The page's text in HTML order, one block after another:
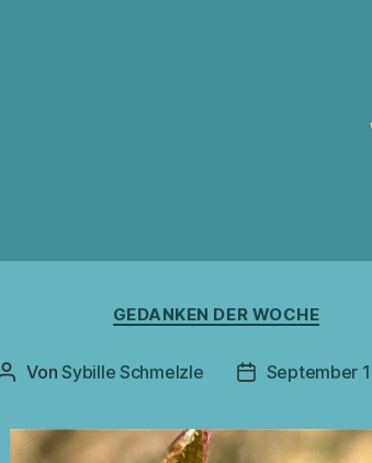
GEDANKEN DER WOCHE
Beitragsautor
VonSybille Schmelzle September